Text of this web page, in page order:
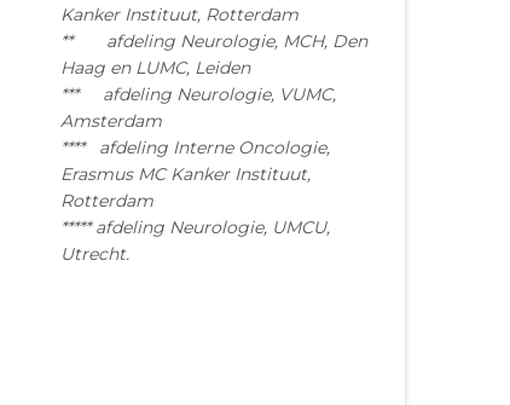
Kanker Instituut, Rotterdam
** afdeling Neurologie, MCH, Den
Haag en LUMC, Leiden
*** afdeling Neurologie, VUMC,
Amsterdam
**** afdeling Interne Oncologie,
Erasmus MC Kanker Instituut,
Rotterdam
***** afdeling Neurologie, UMCU,
Utrecht.